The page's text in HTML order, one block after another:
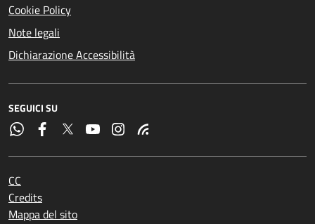
Cookie Policy
Note legali
Dichiarazione Accessibilità
SEGUICI SU
CC
Credits
Mappa del sito